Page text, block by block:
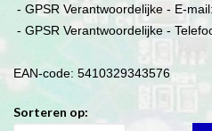
- GPSR Verantwoordelijke - E-
- GPSR Verantwoordelijke -
EAN-code: 5410329343576
Sorteren op: